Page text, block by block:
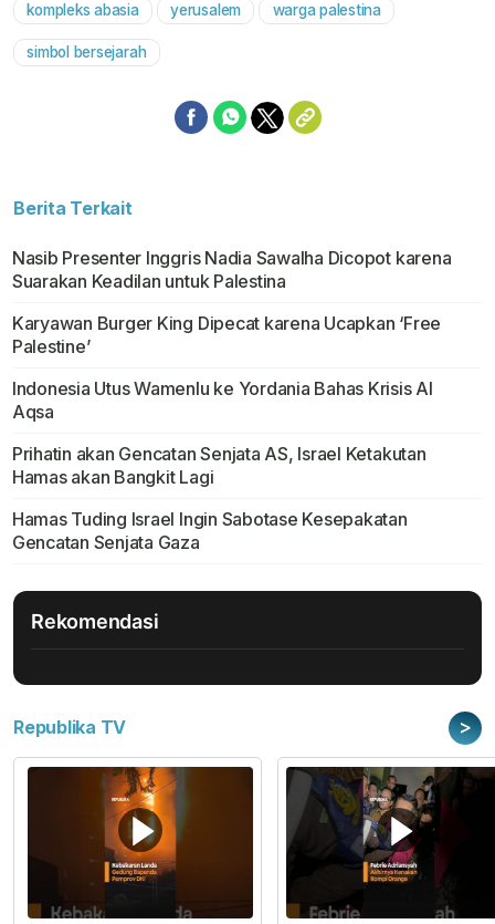
kompleks abasia yerusalem warga palestina
simbol bersejarah
Berita Terkait
Nasib Presenter Inggris Nadia Sawalha Dicopot karena
Suarakan Keadilan untuk Palestina
Karyawan Burger King Dipecat karena Ucapkan ‘Free
Palestine’
Indonesia Utus Wamenlu ke Yordania Bahas Krisis Al
Aqsa
Prihatin akan Gencatan Senjata AS, Israel Ketakutan
Hamas akan Bangkit Lagi
Hamas Tuding Israel Ingin Sabotase Kesepakatan
Gencatan Senjata Gaza
Rekomendasi
Republika TV >